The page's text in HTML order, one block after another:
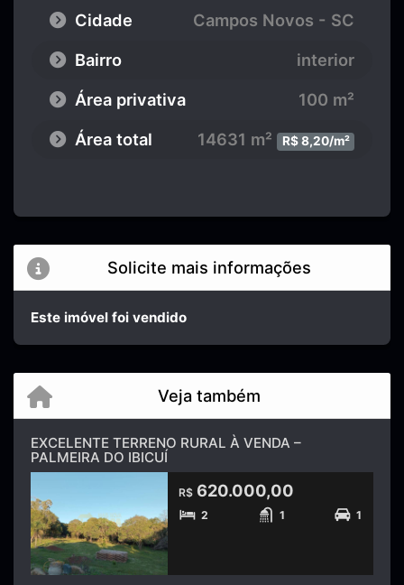
Cidade
Campos Novos - SC
Bairro
interior
Área privativa
100 m²
Área total
14631 m² R$ 8,20/m²
Solicite mais informações
Este imóvel foi vendido
Veja também
EXCELENTE TERRENO RURAL À VENDA –
PALMEIRA DO IBICUÍ
R$ 620.000,00
2 1 1